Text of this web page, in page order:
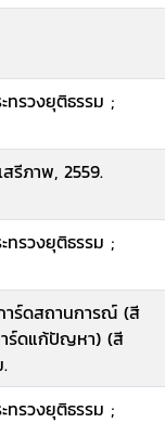
ทรวงยุติธรรม ;
รีภาพ, 2559.
ทรวงยุติธรรม ;
าร์ดสถานการณ์ (สี
ร์ดแก้ปัญหา) (สี
ทรวงยุติธรรม ;